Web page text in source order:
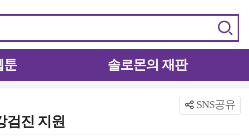
툰 솔로몬의 재판
SNS공유
검진 지원